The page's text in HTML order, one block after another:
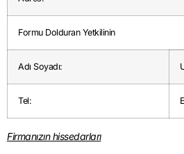
Formu Dolduran Yetkilinin
Adı Soyadı:
Tel:
Firmanızın hissedarları